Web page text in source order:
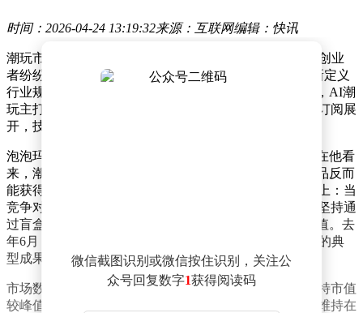
时间：2026-04-24 13:19:32来源：互联网编辑：快讯
潮玩市场正经历一场由AI技术引发的深刻变革。资本与创业
者纷纷涌入这个新赛道，试图通过“AI+潮玩”的组合重新定义
行业规则。与传统潮玩强调“无用之用”的收藏价值不同，AI潮
玩主打动态陪伴功能，其商业模式围绕硬件销售与软件订阅展
开，技术门槛与运营逻辑均发生根本性转变。
泡泡玛特创始人王宁多次公开表示拒绝将核心IPAI化。在他看
来，潮玩的魅力在于其“无用性”——没有功能属性的产品反而
能获得更长的生命周期。这种理念直接体现在产品策略上：当
竞争对手忙着为玩偶添加语音交互功能时，泡泡玛特仍坚持通
过盲盒机制、限量发售等方式强化IP的稀缺性与收藏价值。去
年6月，某款Labubu玩偶以108万元成交，正是这种策略的典
型成果。
市场数据印证了传统潮玩模式的商业价值。尽管泡泡玛特市值
较峰值缩水近半，但其2025年财报显示，公司毛利率仍维持在
微信截图识别或微信按住识别，关注公
众号回复数字1获得阅读码